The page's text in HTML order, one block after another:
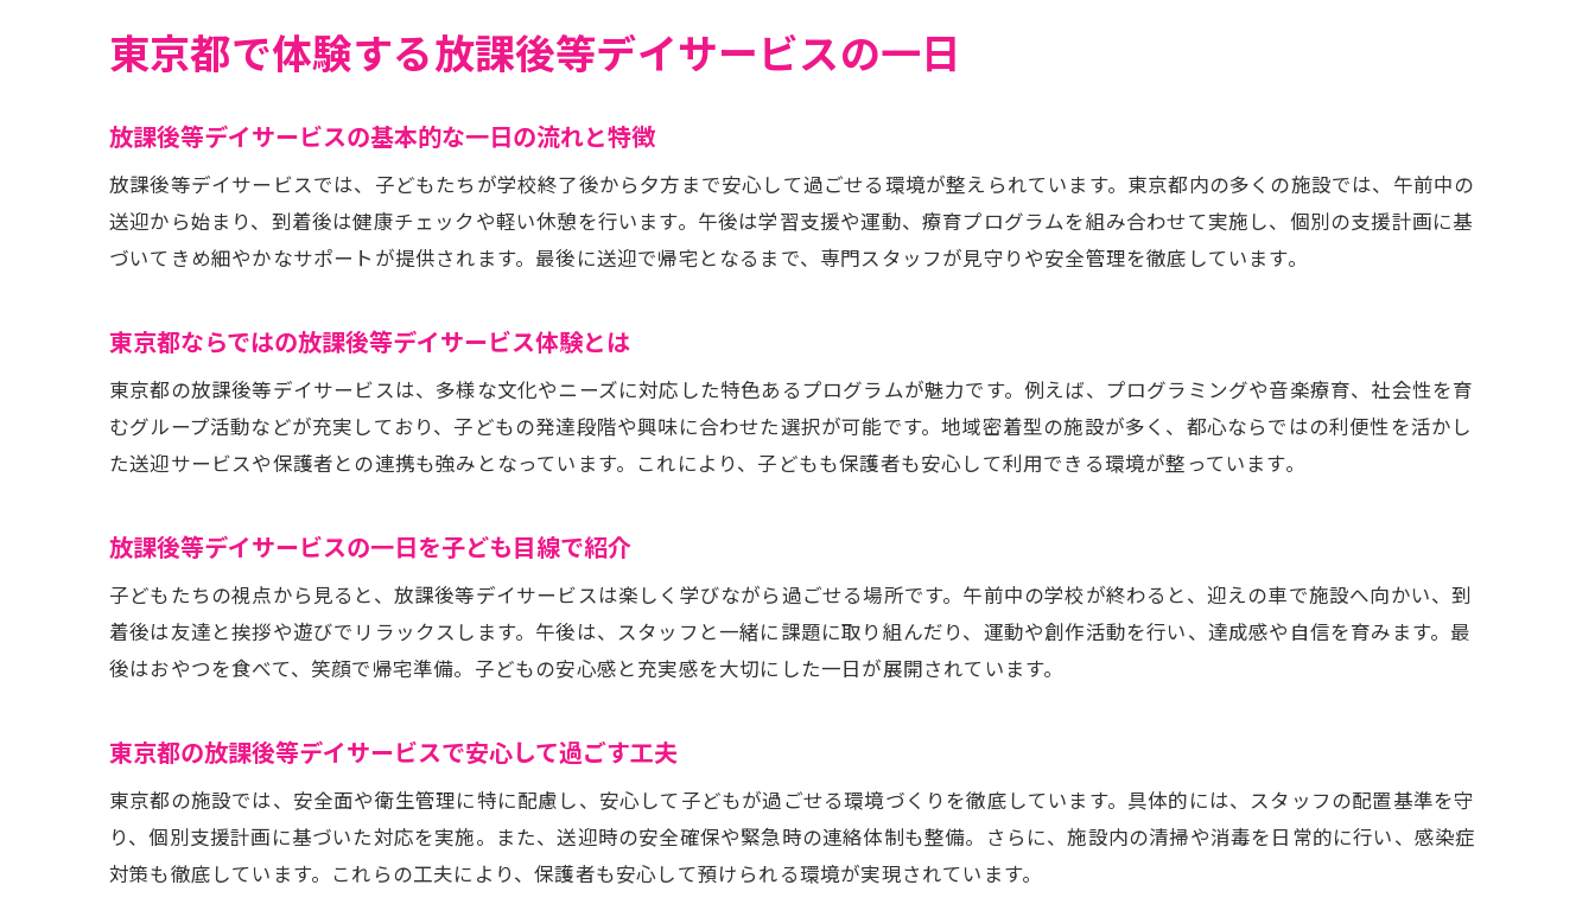
放課後等デイサービスにおける全日の流れとは
放課後等デイサービスの受付から帰宅までの流れ
全日型放課後等デイサービスのスケジュール例
放課後等デイサービスの一日を充実させるポイント
送迎と安心を両立した放課後等デイサービスの工夫
放課後等デイサービスで学べる東京都の多様なプログラム
東京都の放課後等デイサービスで人気の療育活動
プログラミングなど新しい療育が受けられる放課後等デイサービス
子どもの成長支援が詰まった一日の過ごし方
放課後等デイサービスが目指す子どもの成長サポート
東京都の放課後等デイサービスで受けられる個別支援
放課後等デイサービスの一日で培う社会性と自立心
学習支援と療育を両立する一日の流れ
療育や学習支援が充実した日常の実例
放課後等デイサービスの療育プログラム実践例
東京都の放課後等デイサービスで行う学習支援
東京都で体験する放課後等デイサービスの一日
放課後等デイサービスの基本的な一日の流れと特徴
放課後等デイサービスでは、子どもたちが学校終了後から夕方まで安心して過ごせる環境が整えられています。東京都内の多くの施設では、午前中の
送迎から始まり、到着後は健康チェックや軽い休憩を行います。午後は学習支援や運動、療育プログラムを組み合わせて実施し、個別の支援計画に基
づいてきめ細やかなサポートが提供されます。最後に送迎で帰宅となるまで、専門スタッフが見守りや安全管理を徹底しています。
東京都ならではの放課後等デイサービス体験とは
東京都の放課後等デイサービスは、多様な文化やニーズに対応した特色あるプログラムが魅力です。例えば、プログラミングや音楽療育、社会性を育
むグループ活動などが充実しており、子どもの発達段階や興味に合わせた選択が可能です。地域密着型の施設が多く、都心ならではの利便性を活かし
た送迎サービスや保護者との連携も強みとなっています。これにより、子どもも保護者も安心して利用できる環境が整っています。
放課後等デイサービスの一日を子ども目線で紹介
子どもたちの視点から見ると、放課後等デイサービスは楽しく学びながら過ごせる場所です。午前中の学校が終わると、迎えの車で施設へ向かい、到
着後は友達と挨拶や遊びでリラックスします。午後は、スタッフと一緒に課題に取り組んだり、運動や創作活動を行い、達成感や自信を育みます。最
後はおやつを食べて、笑顔で帰宅準備。子どもの安心感と充実感を大切にした一日が展開されています。
東京都の放課後等デイサービスで安心して過ごす工夫
東京都の施設では、安全面や衛生管理に特に配慮し、安心して子どもが過ごせる環境づくりを徹底しています。具体的には、スタッフの配置基準を守
り、個別支援計画に基づいた対応を実施。また、送迎時の安全確保や緊急時の連絡体制も整備。さらに、施設内の清掃や消毒を日常的に行い、感染症
対策も徹底しています。これらの工夫により、保護者も安心して預けられる環境が実現されています。